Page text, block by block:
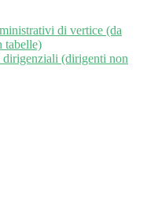
di vertice (da
tabelle)
(dirigenti non